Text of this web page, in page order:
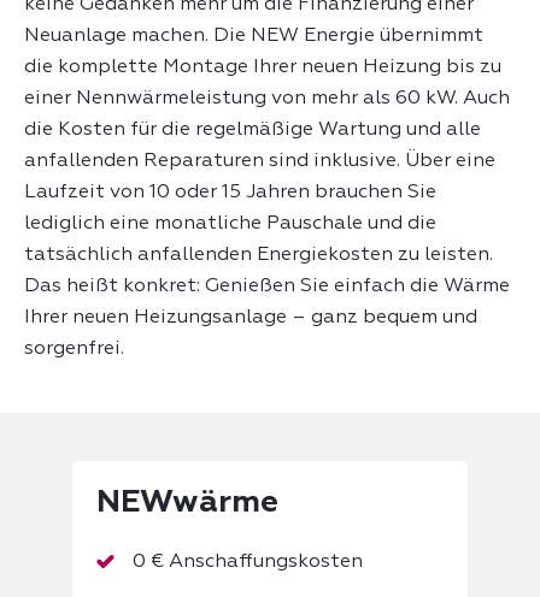
keine Gedanken mehr um die Finanzierung einer
Neuanlage machen. Die NEW Energie übernimmt
die komplette Montage Ihrer neuen Heizung bis zu
einer Nennwärmeleistung von mehr als 60 kW. Auch
die Kosten für die regelmäßige Wartung und alle
anfallenden Reparaturen sind inklusive. Über eine
Laufzeit von 10 oder 15 Jahren brauchen Sie
lediglich eine monatliche Pauschale und die
tatsächlich anfallenden Energiekosten zu leisten.
Das heißt konkret: Genießen Sie einfach die Wärme
Ihrer neuen Heizungsanlage – ganz bequem und
sorgenfrei.
NEWwärme
0 € Anschaffungskosten